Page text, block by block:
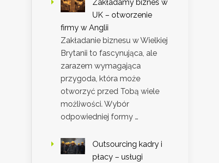
Zakładamy biznes w
UK – otworzenie
firmy w Anglii
Zakładanie biznesu w Wielkiej
Brytanii to fascynująca, ale
zarazem wymagająca
przygoda, która może
otworzyć przed Tobą wiele
możliwości. Wybór
odpowiedniej formy …
Outsourcing kadry i
płacy – usługi